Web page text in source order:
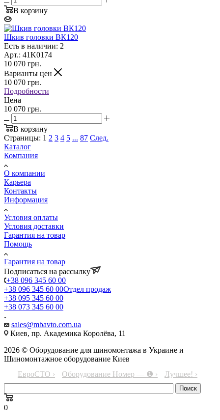
В корзину
Шкив головки ВК120
Есть в наличии: 2
Арт.: 41K0174
10 070 грн.
Варианты цен
10 070 грн.
Подробности
Цена
10 070 грн.
В корзину
Страницы: 1 2 3 4 5 ... 87 След.
Каталог
Компания
О компании
Карьера
Контакты
Информация
Условия оплаты
Условия доставки
Гарантия на товар
Помощь
Гарантия на товар
Подписаться на рассылку
+38 096 345 60 00
+38 096 345 60 00Отдел продаж
+38 095 345 60 00
+38 073 345 60 00
sales@mbavto.com.ua
Киев, пр. Академика Королёва, 11
2026 © Оборудование для шиномонтажа в Украине и
Шиномонтажное оборудование Киев
ЕвроСТО ›
Оборудование Номер — ❶ › Лучшее! ›
0